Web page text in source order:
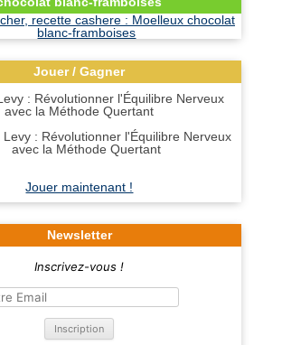
Jouer / Gagner
: Révolutionner l'Équilibre Nerveux
avec la Méthode Quertant
Jouer maintenant !
Newsletter
Inscrivez-vous !